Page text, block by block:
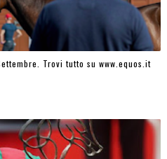
Trovi tutto su www.equos.it